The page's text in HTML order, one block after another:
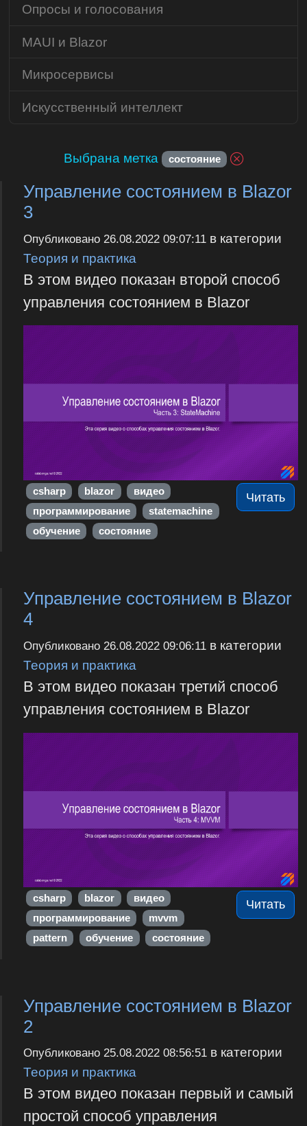
Выбрана метка состояние
Управление состоянием в Blazor
3
Опубликовано 26.08.2022 09:07:11в категории
Теория и практика
В этом видео показан второй способ
управления состоянием в Blazor
Читать
csharp blazor
видео
программирование
statemachine
обучение
состояние
Управление состоянием в Blazor
4
Опубликовано 26.08.2022 09:06:11в категории
Теория и практика
В этом видео показан третий способ
управления состоянием в Blazor
Читать
csharp blazor
видео
программирование
mvvm
pattern
обучение состояние
Управление состоянием в Blazor
2
Опубликовано 25.08.2022 08:56:51в категории
Теория и практика
В этом видео показан первый и самый
простой способ управления
Опросы и голосования
MAUI и Blazor
Микросервисы
Искусственный интеллект